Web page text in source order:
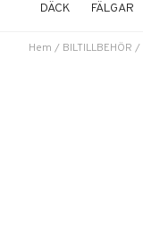
DÄCK FÄLGAR
Hem / BILTILLBEHÖR /